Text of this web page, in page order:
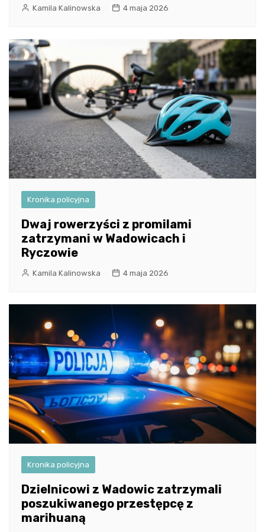
Kamila Kalinowska 4 maja 2026
Kronika policyjna
Dwaj rowerzyści z promilami
zatrzymani w Wadowicach i
Ryczowie
Kamila Kalinowska 4 maja 2026
Kronika policyjna
Dzielnicowi z Wadowic zatrzymali
poszukiwanego przestępcę z
marihuaną